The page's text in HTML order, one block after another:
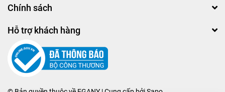
Chính sách
Hỗ trợ khách hàng